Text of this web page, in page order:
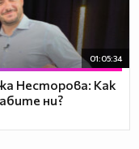
01:05:34
Несторова: Как
ни?